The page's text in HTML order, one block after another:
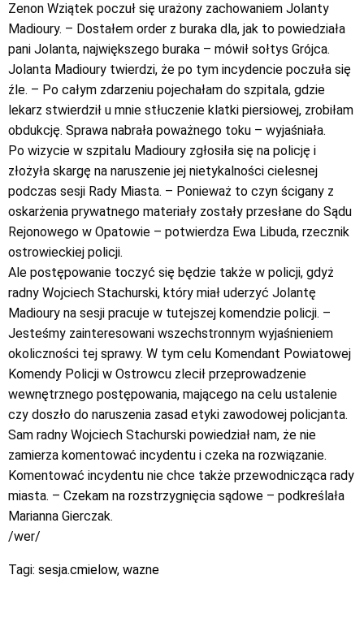
Zenon Wziątek poczuł się urażony zachowaniem Jolanty
Madioury. – Dostałem order z buraka dla, jak to powiedziała
pani Jolanta, największego buraka – mówił sołtys Grójca.
Jolanta Madioury twierdzi, że po tym incydencie poczuła się
źle. – Po całym zdarzeniu pojechałam do szpitala, gdzie
lekarz stwierdził u mnie stłuczenie klatki piersiowej, zrobiłam
obdukcję. Sprawa nabrała poważnego toku – wyjaśniała.
Po wizycie w szpitalu Madioury zgłosiła się na policję i
złożyła skargę na naruszenie jej nietykalności cielesnej
podczas sesji Rady Miasta. – Ponieważ to czyn ścigany z
oskarżenia prywatnego materiały zostały przesłane do Sądu
Rejonowego w Opatowie – potwierdza Ewa Libuda, rzecznik
ostrowieckiej policji.
Ale postępowanie toczyć się będzie także w policji, gdyż
radny Wojciech Stachurski, który miał uderzyć Jolantę
Madioury na sesji pracuje w tutejszej komendzie policji. –
Jesteśmy zainteresowani wszechstronnym wyjaśnieniem
okoliczności tej sprawy. W tym celu Komendant Powiatowej
Komendy Policji w Ostrowcu zlecił przeprowadzenie
wewnętrznego postępowania, mającego na celu ustalenie
czy doszło do naruszenia zasad etyki zawodowej policjanta.
Sam radny Wojciech Stachurski powiedział nam, że nie
zamierza komentować incydentu i czeka na rozwiązanie.
Komentować incydentu nie chce także przewodnicząca rady
miasta. – Czekam na rozstrzygnięcia sądowe – podkreślała
Marianna Gierczak.
/wer/
Tagi: sesja.cmielow, wazne